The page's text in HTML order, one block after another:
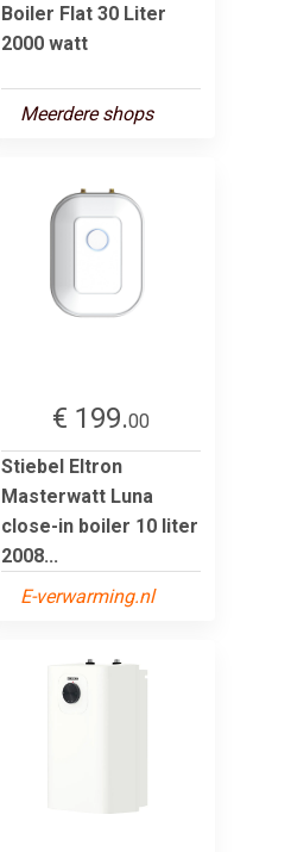
Boiler Flat 30 Liter
2000 watt
Meerdere shops
€ 199.00
Stiebel Eltron
Masterwatt Luna
close-in boiler 10 liter
2008...
E-verwarming.nl